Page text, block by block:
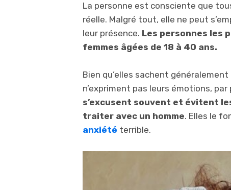
La personne est consciente que
réelle. Malgré tout, elle ne peut
leur présence. Les personnes les
femmes âgées de 18 à 40 ans.
Bien qu’elles sachent
n’expriment pas leurs émotions,
s’excusent souvent et évitent
traiter avec un homme. Elles le
anxiété terrible.